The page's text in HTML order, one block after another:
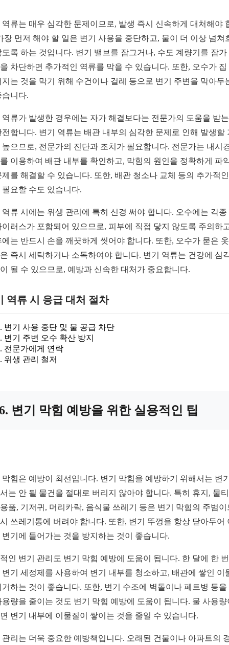
역류는 매우 심각한 문제이므로, 발생 즉시 신속하게 대처해야
장 먼저 해야 할 일은 변기 사용을 중단하고, 물이 더 이상 넘쳐
도록 하는 것입니다. 변기 밸브를 잠그거나, 수도 계량기를 잠가
차단하면 추가적인 역류를 막을 수 있습니다. 또한, 오수가 집
지는 것을 막기 위해 수건이나 걸레 등으로 변기 주변을 막아두
습니다.
역류가 발생한 경우에는 자가 해결보다는 전문가의 도움을 받
전합니다. 변기 역류는 배관 내부의 심각한 문제로 인해 발생할
높으므로, 전문가의 진단과 조치가 필요합니다. 전문가는 내시
이용하여 배관 내부를 확인하고, 막힘의 원인을 정확하게 파
제를 해결할 수 있습니다. 또한, 배관 청소나 교체 등의 추가적
필요할 수도 있습니다.
역류 시에는 위생 관리에 특히 신경 써야 합니다. 오수에는 각종
이러스가 포함되어 있으므로, 피부에 직접 닿지 않도록 주의하
에는 반드시 손을 깨끗하게 씻어야 합니다. 또한, 오수가 묻은
즉시 세탁하거나 소독하여야 합니다. 변기 역류는 건강에 심
될 수 있으므로, 예방과 신속한 대처가 중요합니다.
역류 시 응급 대처 절차
변기 사용 중단 및 물 공급 차단
변기 주변 오수 확산 방지
전문가에게 연락
위생 관리 철저
변기 막힘 예방을 위한 실용적인 팁
막힘은 예방이 최선입니다. 변기 막힘을 예방하기 위해서는 변
는 안 될 물건을 절대로 버리지 않아야 합니다. 특히 휴지, 물
품, 기저귀, 머리카락, 음식물 쓰레기 등은 변기 막힘의 주범이
쓰레기통에 버려야 합니다. 또한, 변기 뚜껑을 항상 닫아두어
변기에 들어가는 것을 방지하는 것이 좋습니다.
인 변기 관리도 변기 막힘 예방에 도움이 됩니다. 한 달에 한
변기 세정제를 사용하여 변기 내부를 청소하고, 배관에 쌓인 이
거하는 것이 좋습니다. 또한, 변기 수조에 벽돌이나 페트병 등을
용량을 줄이는 것도 변기 막힘 예방에 도움이 됩니다. 물 사용량
변기 내부에 이물질이 쌓이는 것을 줄일 수 있습니다.
관리는 더욱 중요한 예방책입니다. 오래된 건물이나 아파트의